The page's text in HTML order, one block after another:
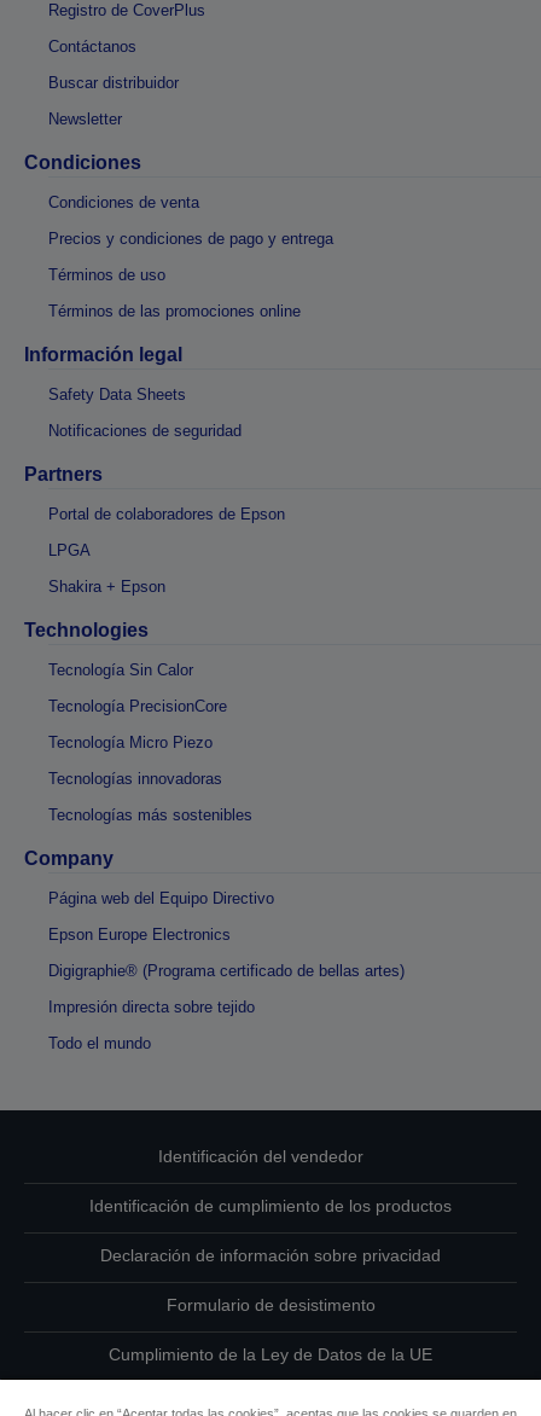
Registro de CoverPlus
Contáctanos
Buscar distribuidor
Newsletter
Condiciones
Condiciones de venta
Precios y condiciones de pago y entrega
Términos de uso
Términos de las promociones online
Información legal
Safety Data Sheets
Notificaciones de seguridad
Partners
Portal de colaboradores de Epson
LPGA
Shakira + Epson
Technologies
Tecnología Sin Calor
Tecnología PrecisionCore
Tecnología Micro Piezo
Tecnologías innovadoras
Tecnologías más sostenibles
Company
Página web del Equipo Directivo
Epson Europe Electronics
Digigraphie® (Programa certificado de bellas artes)
Impresión directa sobre tejido
Todo el mundo
Identificación del vendedor
Identificación de cumplimiento de los productos
Declaración de información sobre privacidad
Formulario de desistimento
Cumplimiento de la Ley de Datos de la UE